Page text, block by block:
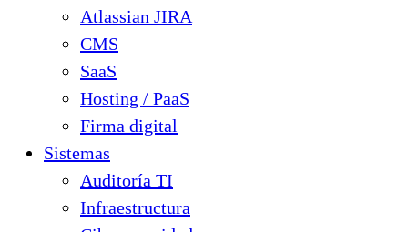
Atlassian JIRA
CMS
SaaS
Hosting / PaaS
Firma digital
Sistemas
Auditoría TI
Infraestructura